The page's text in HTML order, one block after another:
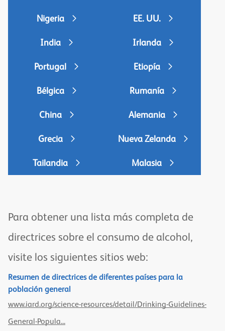
Nigeria EE. UU.
India Irlanda
Portugal Etiopía
Bélgica Rumanía
China Alemania
Grecia Nueva Zelanda
Tailandia Malasia
Para obtener una lista más completa de
directrices sobre el consumo de alcohol,
visite los siguientes sitios web:
Resumen de directrices de diferentes países para la
población general
www.iard.org/science-resources/detail/Drinking-Guidelines-
General-Popula...